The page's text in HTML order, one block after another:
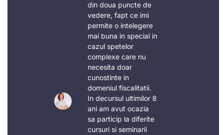
din doua puncte de
vedere, fapt ce imi
permite o intelegere
mai buna in special in
cazul spetelor
complexe care nu
necesita doar
cunostinte in
domeniul fiscalitatii.
In decursul ultimilor 8
ani am avut ocazia
sa particip la diferite
cursuri si seminarii